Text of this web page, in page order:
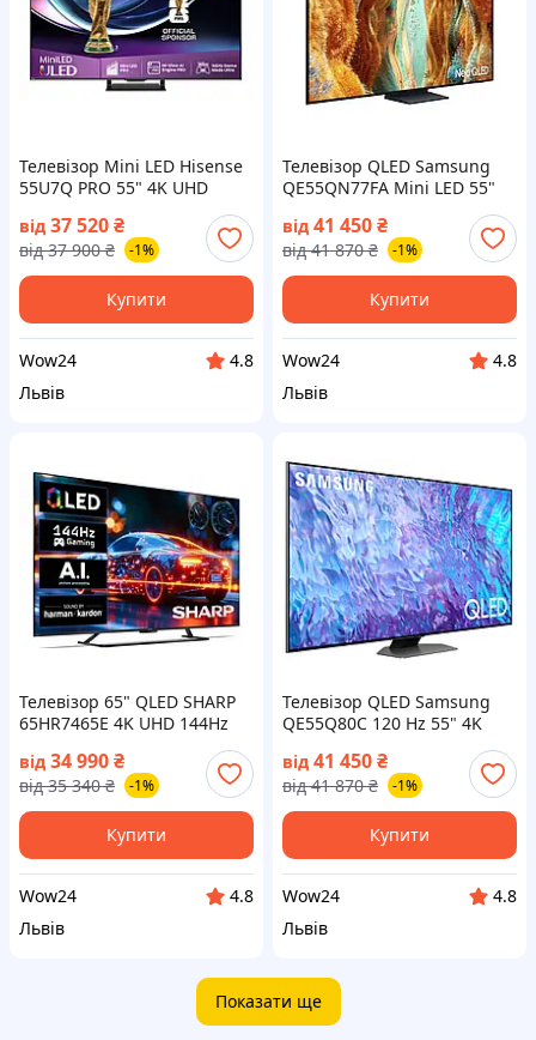
Телевізор Mini LED Hisense
55U7Q PRO 55" 4K UHD
Замовлення)
від 37 520₴
від 37 900 ₴ -1%
Купити
Wow24
4.8
Львів
Телевізор QLED Samsung
QE55QN77FA Mini LED 55"
4K UHD Smart TV TIZEN 144
Hz (на📦Замовлення)
від 41 450₴
від 41 870 ₴ -1%
Купити
Wow24
4.8
Львів
Телевізор 65" QLED SHARP
65HR7465E 4K UHD 144Hz
Google TV SMART IQ (на📦
Замовлення)
від 34 990₴
від 35 340 ₴ -1%
Купити
Wow24
4.8
Львів
Телевізор QLED Samsung
QE55Q80C 120 Hz 55" 4K
UHD Smart TV Tizen (на📦
Замовлення)
від 41 450₴
від 41 870 ₴ -1%
Купити
Wow24
4.8
Львів
Показати ще